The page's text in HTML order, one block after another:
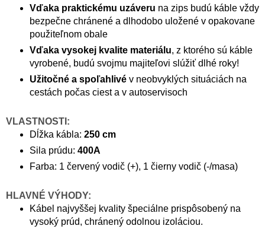
Vďaka praktickému uzáveru na zips budú káble vždy
bezpečne chránené a dlhodobo uložené v opakovane
použiteľnom obale
Vďaka vysokej kvalite materiálu, z ktorého sú káble
vyrobené, budú svojmu majiteľovi slúžiť dlhé roky!
Užitočné a spoľahlivé v neobvyklých situáciách na
cestách počas ciest a v autoservisoch
VLASTNOSTI:
Dĺžka kábla: 250 cm
Sila prúdu: 400A
Farba: 1 červený vodič (+), 1 čierny vodič (-/masa)
HLAVNÉ VÝHODY:
Kábel najvyššej kvality špeciálne prispôsobený na
vysoký prúd, chránený odolnou izoláciou.